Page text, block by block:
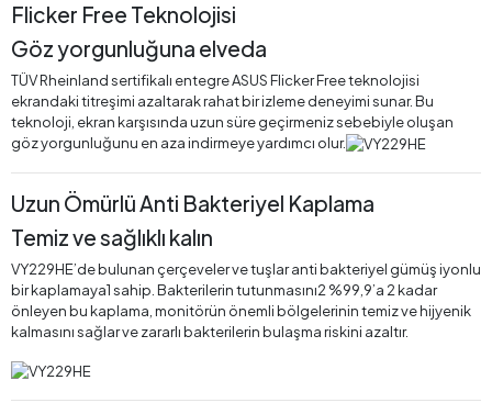
Flicker Free Teknolojisi
Göz yorgunluğuna elveda
TÜV Rheinland sertifikalı entegre ASUS Flicker Free teknolojisi
ekrandaki titreşimi azaltarak rahat bir izleme deneyimi sunar. Bu
teknoloji, ekran karşısında uzun süre geçirmeniz sebebiyle oluşan
göz yorgunluğunu en aza indirmeye yardımcı olur.
Uzun Ömürlü Anti Bakteriyel Kaplama
Temiz ve sağlıklı kalın
VY229HE’de bulunan çerçeveler ve tuşlar anti bakteriyel gümüş iyonlu
bir kaplamaya1 sahip. Bakterilerin tutunmasını2 %99,9’a 2 kadar
önleyen bu kaplama, monitörün önemli bölgelerinin temiz ve hijyenik
kalmasını sağlar ve zararlı bakterilerin bulaşma riskini azaltır.